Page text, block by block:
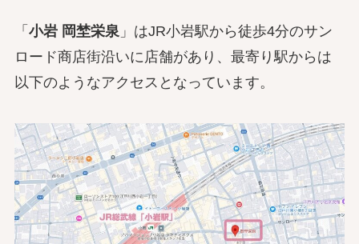
「 小岩 岡埜栄泉 」はJR小岩駅から徒歩4分のサン
ロード商店街沿いに店舗があり、最寄り駅からは
以下のようなアクセスとなっています。